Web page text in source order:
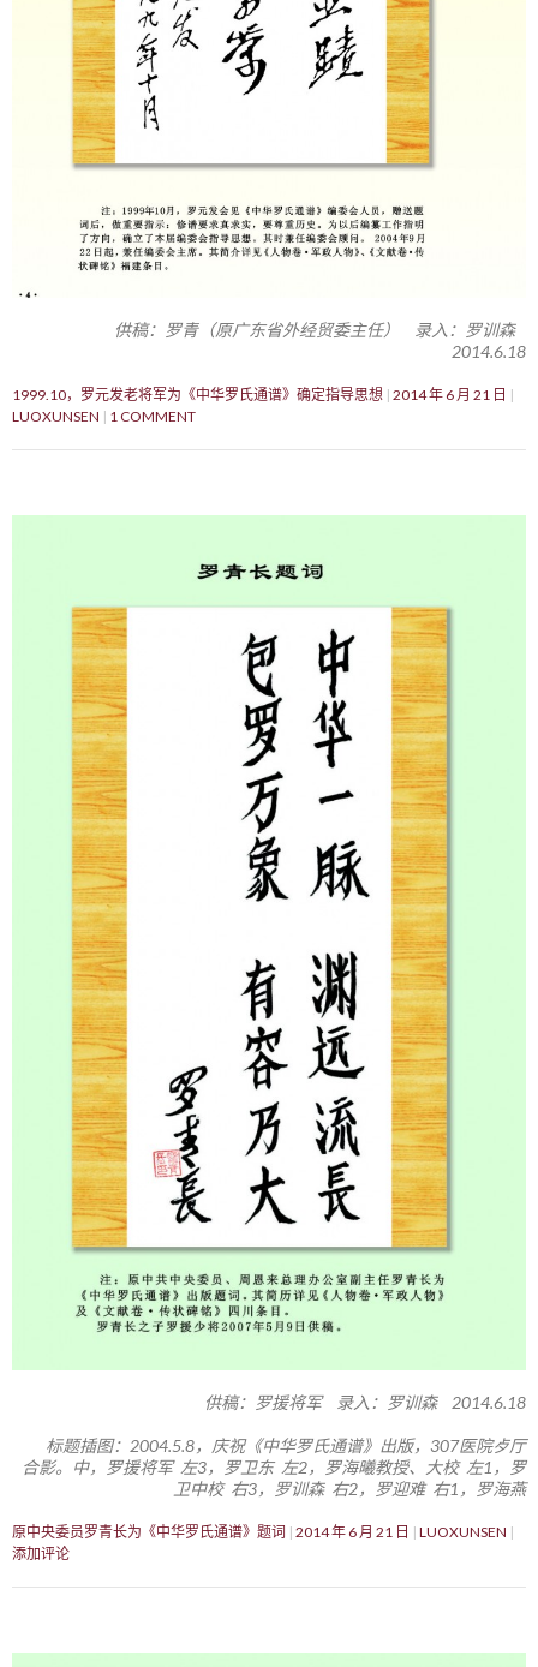
供稿：罗青（原广东省外经贸委主任） 录入：罗训森
2014.6.18
1999.10，罗元发老将军为《中华罗氏通谱》确定指导思想 2014 年 6 月 21 日
LUOXUNSEN
1 COMMENT
供稿：罗援将军 录入：罗训森 2014.6.18
标题插图：2004.5.8，庆祝《中华罗氏通谱》出版，307医院歺厅
合影。中，罗援将军 左3，罗卫东 左2，罗海曦教授、大校 左1，罗
卫中校 右3，罗训森 右2，罗迎难 右1，罗海燕
原中央委员罗青长为《中华罗氏通谱》题词 2014 年 6 月 21 日
LUOXUNSEN
添加评论